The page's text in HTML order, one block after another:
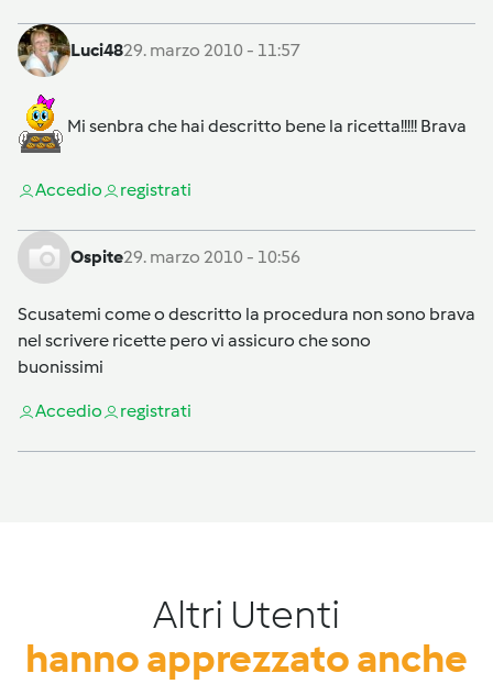
Luci4829. marzo 2010 - 11:57
Mi senbra che hai descritto bene la ricetta!!!!! Brava
Accedio registrati
Ospite29. marzo 2010 - 10:56
Scusatemi come o descritto la procedura non sono brava
nel scrivere ricette pero vi assicuro che sono
buonissimi
Accedio registrati
Altri Utenti
hanno apprezzato anche